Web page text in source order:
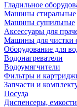
Гладильное
Машины стиральные
Машины сушильные
Аксессуары для
Машины для чистки
Оборудование для
Водонагреватели
Водоумягчители
Фильтры и
Запчасти и
Посуда
Диспенсеры, емкости